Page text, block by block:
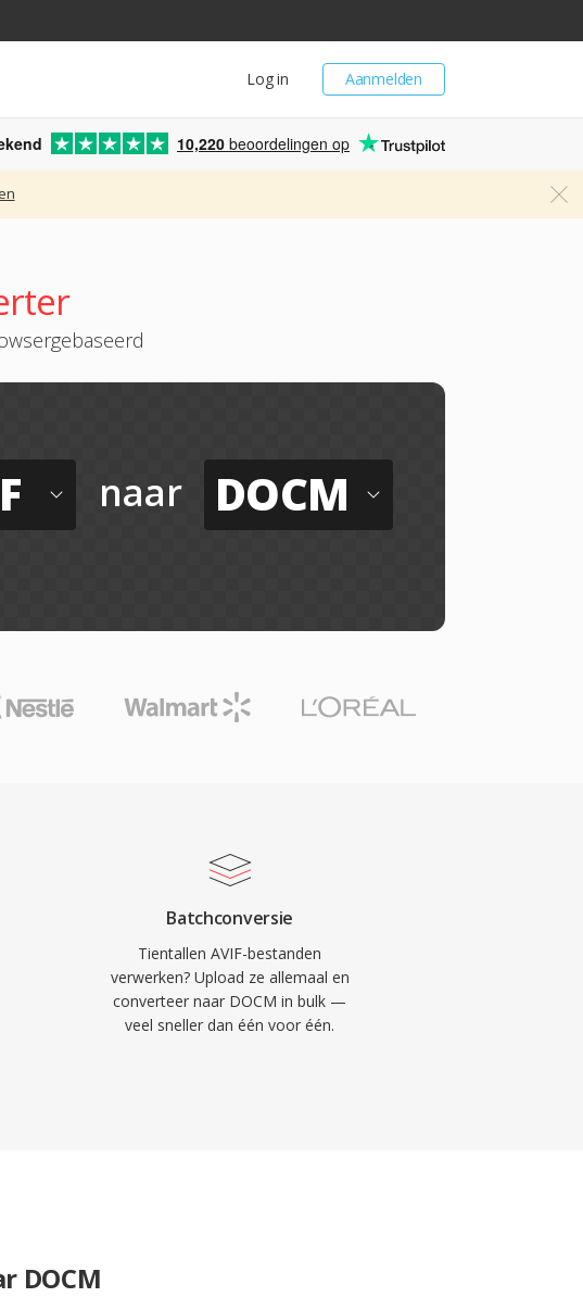
Aanmelden
Log in
10,220 beoordelingen op
naar DOCM
Batchconversie
Tientallen AVIF-bestanden
verwerken? Upload ze allemaal en
converteer naar DOCM in bulk —
veel sneller dan één voor één.
DOCM